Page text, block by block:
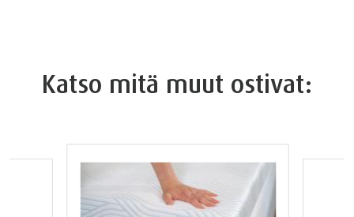
Katso mitä muut ostivat: